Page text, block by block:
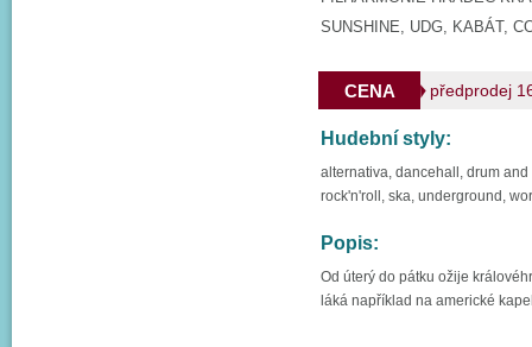
SUNSHINE, UDG, KABÁT,
CENA předprodej
Hudební styly:
alternativa, dancehall, drum
rock'n'roll, ska, underground,
Popis:
Od úterý do pátku ožije
láká například na americké